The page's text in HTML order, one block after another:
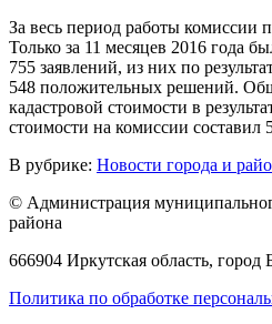
За весь период работы комиссии
Только за 11 месяцев 2016 года
755 заявлений, из них по
548 положительных решений.
кадастровой стоимости в
стоимости на комиссии составил
В рубрике: Новости города и
© Администрация
района
666904 Иркутская область,
Политика по обработке